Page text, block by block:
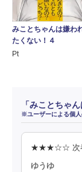
みことちゃんは嫌わ
たくない！４
Pt
「みことちゃ
※ユーザーによる個
★★★☆☆ 次巻
ゆうゆ